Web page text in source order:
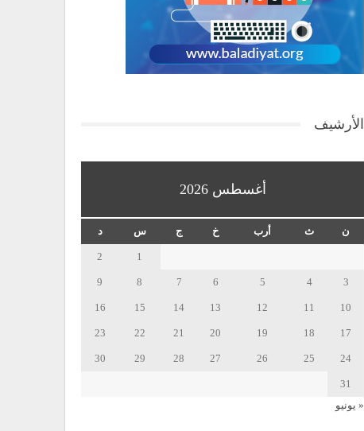
الأرشيف
أغسطس 2026
ن ث أرب خ ج س د
1
2
3
4
5
6
7
8
9
10
11
12
13
14
15
16
17
18
19
20
21
22
23
24
25
26
27
28
29
30
31
« يونيو